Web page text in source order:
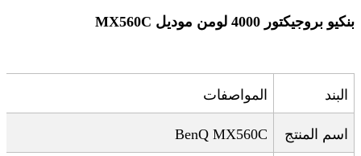
بنكيو بروجيكتور 4000 لومن موديل
البند المواصفات
اسم المنتج BenQ MX560C